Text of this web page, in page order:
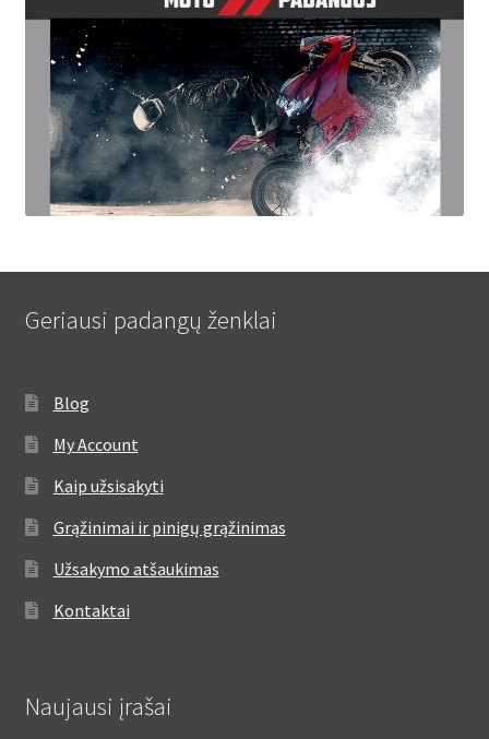
Geriausi padangų ženklai
Blog
My Account
Kaip užsisakyti
Grąžinimai ir pinigų grąžinimas
Užsakymo atšaukimas
Kontaktai
Naujausi įrašai